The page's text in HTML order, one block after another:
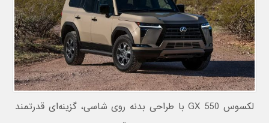
لکسوس GX 550 با طراحی بدنه روی شاسی، گزینه‌ای قدرتمند